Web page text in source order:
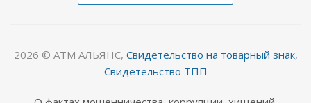
2026 © АТМ АЛЬЯНС, Свидетельство на товарный знак,
Свидетельство ТПП